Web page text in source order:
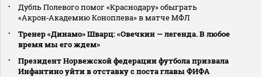
Дубль Полевого помог «Краснодару» обыграть
«Акрон‑Академию Коноплева» в матче МФЛ
Тренер «Динамо» Шварц: «Овечкин — легенда. В любое
время мы его ждем»
Президент Норвежской федерации футбола призвала
Инфантино уйти в отставку с поста главы ФИФА